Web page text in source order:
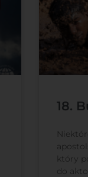
18.
który
do